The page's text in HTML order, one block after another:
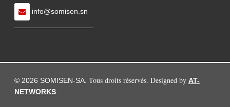
info@somisen.sn
———————————
© 2026 SOMISEN-SA. Tous droits réservés. Designed by AT-
NETWORKS